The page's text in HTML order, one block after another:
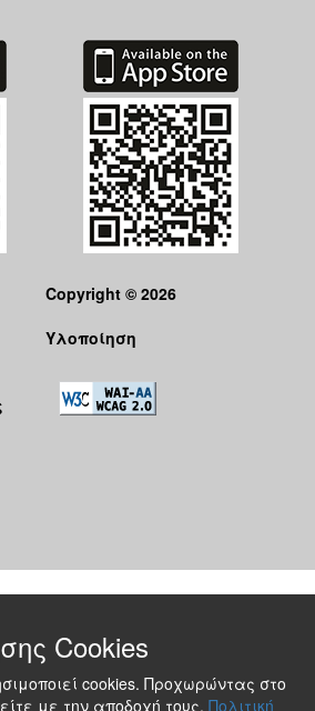
Copyright © 2026
Υλοποίηση
Cookies
cookies. Προχωρώντας στο
με την αποδοχή τους. Πολιτική